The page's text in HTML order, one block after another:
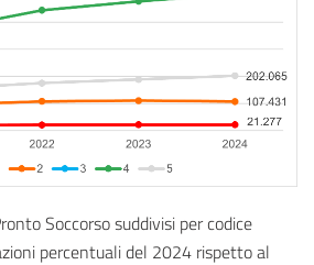
Soccorso suddivisi per codice
percentuali del 2024 rispetto al